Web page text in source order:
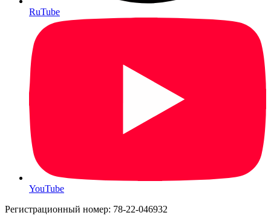
RuTube
YouTube
Регистрационный номер: 78-22-046932